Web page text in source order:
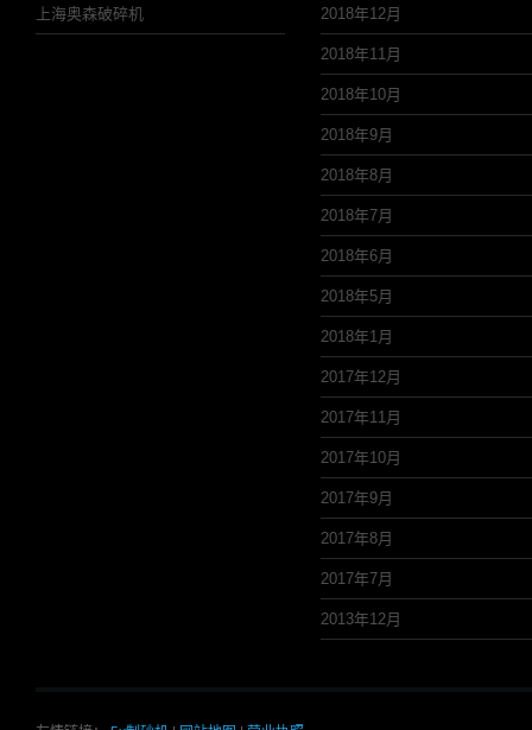
上海奥森破碎机 2018年12月
2018年11月
2018年10月
2018年9月
2018年8月
2018年7月
2018年6月
2018年5月
2018年1月
2017年12月
2017年11月
2017年10月
2017年9月
2017年8月
2017年7月
2013年12月